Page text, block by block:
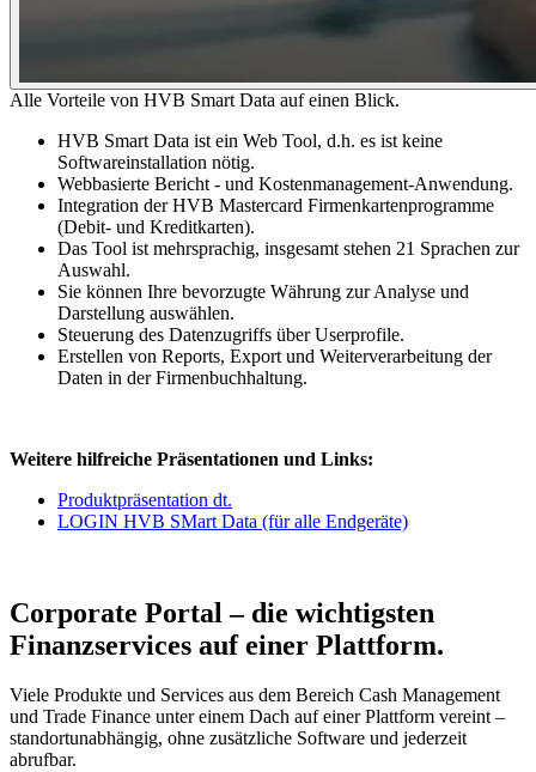
Alle Vorteile von HVB Smart Data auf einen Blick.
HVB Smart Data ist ein Web Tool, d.h. es ist keine
Softwareinstallation nötig.
Webbasierte Bericht - und Kostenmanagement-Anwendung.
Integration der HVB Mastercard Firmenkartenprogramme
(Debit- und Kreditkarten).
Das Tool ist mehrsprachig, insgesamt stehen 21 Sprachen zur
Auswahl.
Sie können Ihre bevorzugte Währung zur Analyse und
Darstellung auswählen.
Steuerung des Datenzugriffs über Userprofile.
Erstellen von Reports, Export und Weiterverarbeitung der
Daten in der Firmenbuchhaltung.
Weitere hilfreiche Präsentationen und Links:
Produktpräsentation dt.
LOGIN HVB SMart Data (für alle Endgeräte)
Corporate Portal – die wichtigsten
Finanzservices auf einer Plattform.
Viele Produkte und Services aus dem Bereich Cash Management
und Trade Finance unter einem Dach auf einer Plattform vereint –
standortunabhängig, ohne zusätzliche Software und jederzeit
abrufbar.